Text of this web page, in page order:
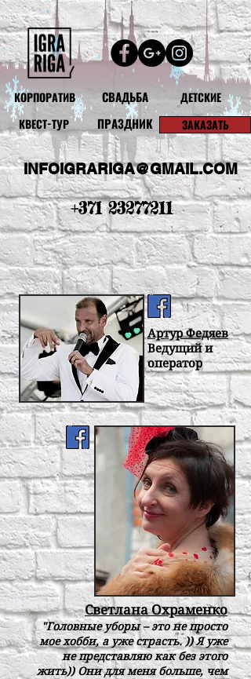
INFOIGRARIGA@GMAIL.COM
КОРПОРАТИВ ДЕТСКИЕ
СВАДЬБА
ПРАЗДНИК
КВЕСТ-ТУР ЗАКАЗАТЬ
+371 23277211
Артур Федяев
Ведущий и
оператор
Светлана Охраменко
"Головные уборы – это не просто
мое хобби, а уже страсть. )) Я уже
не представляю как без этого
жить)) Они для меня больше, чем